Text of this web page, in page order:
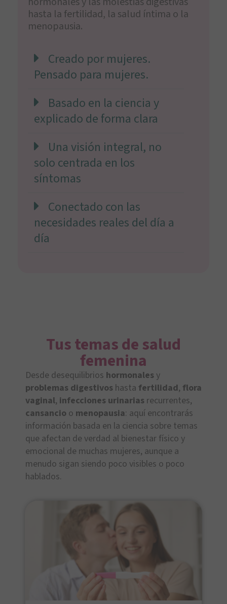
hasta la fertilidad, la salud íntima o la
menopausia.
Creado por mujeres.
Pensado para mujeres.
Basado en la ciencia y
explicado de forma clara
Una visión integral, no
solo centrada en los
síntomas
Conectado con las
necesidades reales del día a
día
Tus temas de salud
femenina
Desde desequilibrios hormonales y
problemas digestivos hasta fertilidad, flora
vaginal, infecciones urinarias recurrentes,
cansancio o menopausia: aquí encontrarás
información basada en la ciencia sobre temas
que afectan de verdad al bienestar físico y
emocional de muchas mujeres, aunque a
menudo sigan siendo poco visibles o poco
hablados.